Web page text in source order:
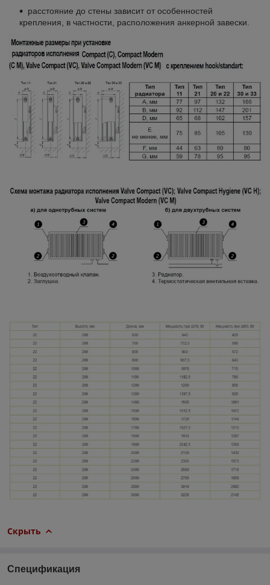
расстояние до стены зависит от особенностей
крепления, в частности, расположения анкерной завески.
Скрыть
Спецификация